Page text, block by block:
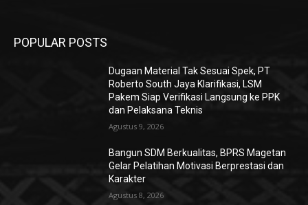
POPULAR POSTS
Dugaan Material Tak Sesuai Spek, PT
Roberto South Jaya Klarifikasi, LSM
Pakem Siap Verifikasi Langsung ke PPK
dan Pelaksana Teknis
Agustus 9, 2026
Bangun SDM Berkualitas, BPRS Magetan
Gelar Pelatihan Motivasi Berprestasi dan
Karakter
Agustus 8, 2026